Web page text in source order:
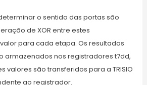
o sentido das portas são
de XOR entre estes
para cada etapa. Os resultados
armazenados nos registradores t7dd,
valores são transferidos para a TRISIO
ao registrador.